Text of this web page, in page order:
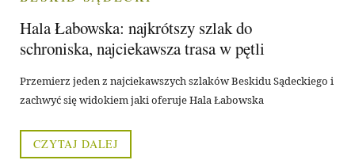
Hala Łabowska: najkrótszy szlak do
schroniska, najciekawsza trasa w pętli
Przemierz jeden z najciekawszych szlaków Beskidu Sądeckiego i
zachwyć się widokiem jaki oferuje Hala Łabowska
CZYTAJ DALEJ